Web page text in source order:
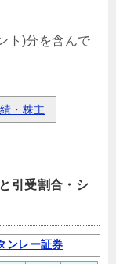
ト)分を含んで
・株主
引受割合・シ
ンレー証券